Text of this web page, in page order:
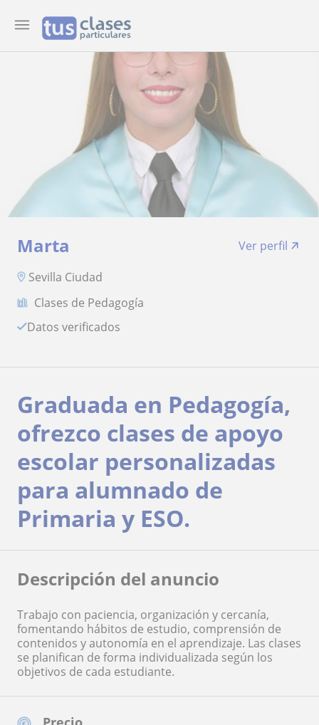
Marta
Ver perfil
Sevilla Ciudad
Clases de Pedagogía
Datos verificados
Graduada en Pedagogía,
ofrezco clases de apoyo
escolar personalizadas
para alumnado de
Primaria y ESO.
Descripción del anuncio
Trabajo con paciencia, organización y cercanía,
fomentando hábitos de estudio, comprensión de
contenidos y autonomía en el aprendizaje. Las clases
se planifican de forma individualizada según los
objetivos de cada estudiante.